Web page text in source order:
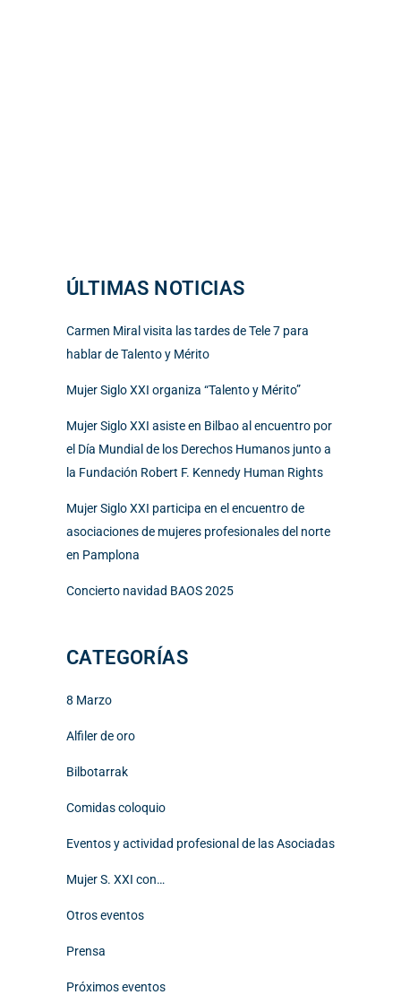
ÚLTIMAS NOTICIAS
Carmen Miral visita las tardes de Tele 7 para
hablar de Talento y Mérito
Mujer Siglo XXI organiza “Talento y Mérito”
Mujer Siglo XXI asiste en Bilbao al encuentro por
el Día Mundial de los Derechos Humanos junto a
la Fundación Robert F. Kennedy Human Rights
Mujer Siglo XXI participa en el encuentro de
asociaciones de mujeres profesionales del norte
en Pamplona
Concierto navidad BAOS 2025
CATEGORÍAS
8 Marzo
Alfiler de oro
Bilbotarrak
Comidas coloquio
Eventos y actividad profesional de las Asociadas
Mujer S. XXI con…
Otros eventos
Prensa
Próximos eventos